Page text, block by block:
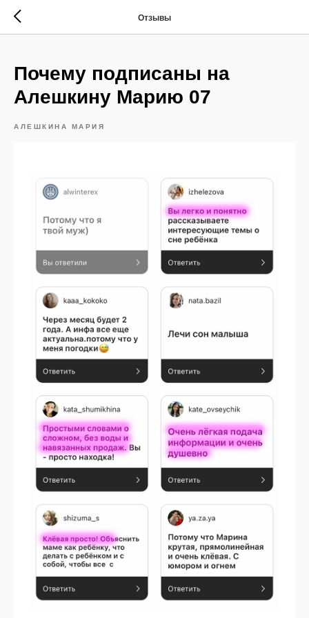
Отзывы
Почему подписаны на
Алешкину Марию 07
АЛЕШКИНА МАРИЯ